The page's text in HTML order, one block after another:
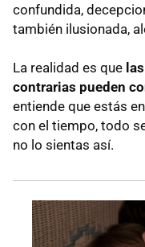
confundida,
también ilusionada,
La realidad es que
contrarias pueden
entiende que estás
con el tiempo, todo
no lo sientas así.